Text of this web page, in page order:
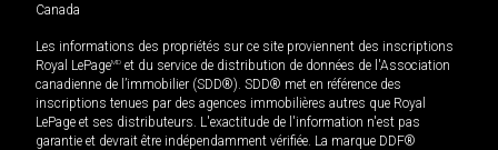
Canada
Les informations des propriétés sur ce site proviennent des inscriptions
Royal LePageMD et du service de distribution de données de l'Association
canadienne de l’immobilier (SDD®). SDD® met en référence des
inscriptions tenues par des agences immobilières autres que Royal
LePage et ses distributeurs. L'exactitude de l'information n'est pas
garantie et devrait être indépendamment vérifiée. La marque DDF®